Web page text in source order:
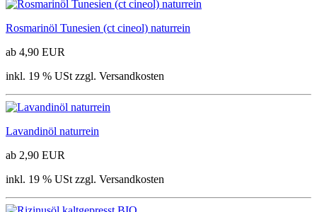
Rosmarinöl Tunesien (ct cineol) naturrein
ab 4,90 EUR
inkl. 19 % USt zzgl. Versandkosten
Lavandinöl naturrein
ab 2,90 EUR
inkl. 19 % USt zzgl. Versandkosten